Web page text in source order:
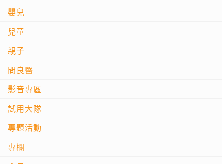
嬰兒
兒童
親子
問良醫
影音專區
試用大隊
專題活動
專欄